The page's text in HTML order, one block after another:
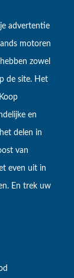
advertentie
motoren
zowel
de site. Het
en
delen in
van
even uit in
En trek uw